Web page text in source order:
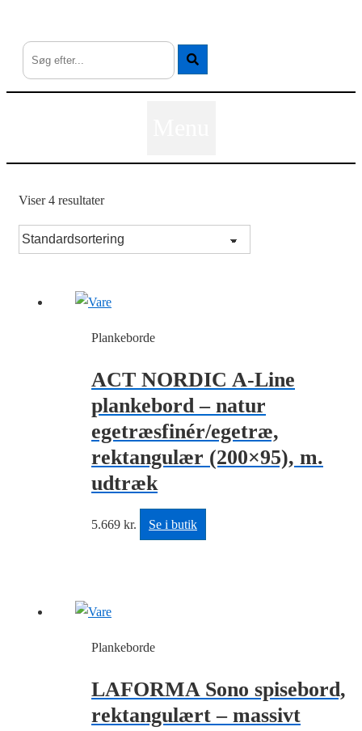
Hop
Viser 4 resultater
Plankeborde
ACT NORDIC A-Line
plankebord – natur
egetræsfinér/egetræ,
rektangulær (200×95), m.
udtræk
5.669 kr. Se i butik
Plankeborde
LAFORMA Sono spisebord,
rektangulært – massivt